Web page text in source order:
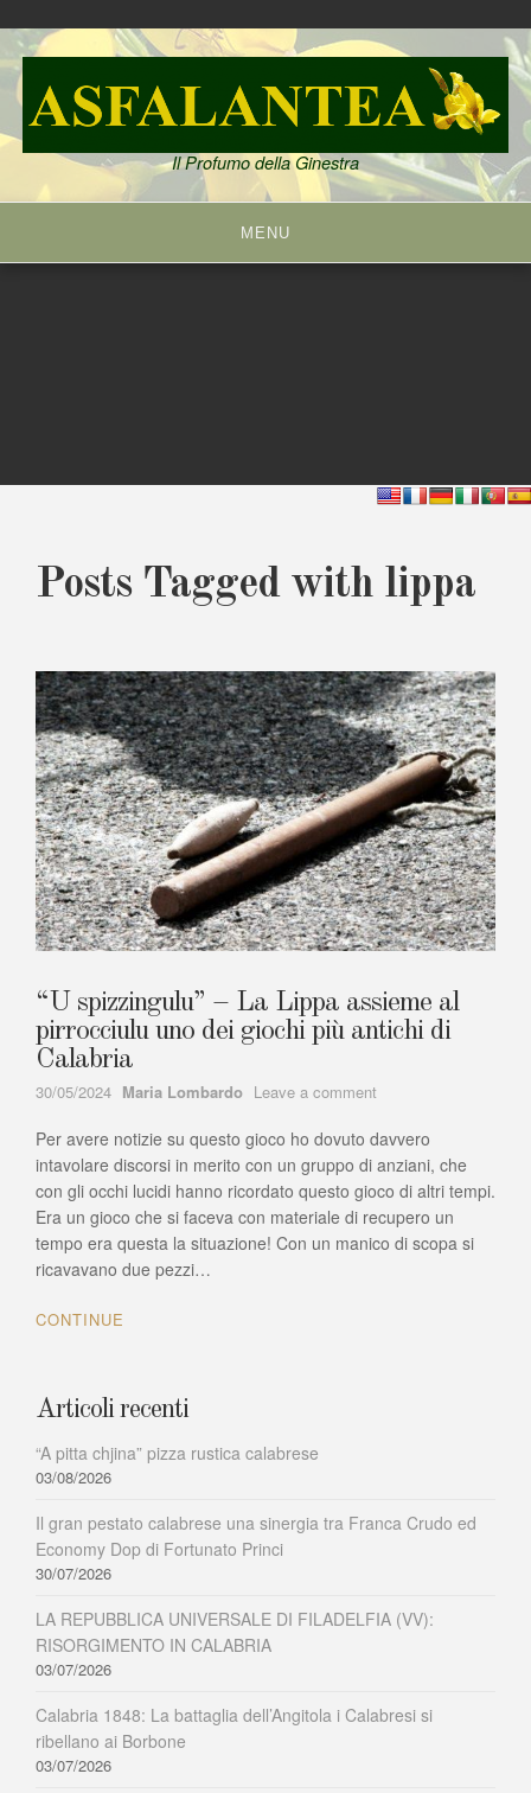
Skip
to
content
Il Profumo della Ginestra
MENU
Posts Tagged with lippa
“U spizzingulu” – La Lippa assieme al
pirrocciulu uno dei giochi più antichi di
Calabria
30/05/2024 Author
Maria Lombardo Leave a comment
spizzingulu”
–
La
assieme
al
Per avere notizie su questo gioco ho dovuto davvero
intavolare discorsi in merito con un gruppo di anziani, che
con gli occhi lucidi hanno ricordato questo gioco di altri tempi.
Era un gioco che si faceva con materiale di recupero un
tempo era questa la situazione! Con un manico di scopa si
ricavavano due pezzi…
CONTINUE
Articoli recenti
“A pitta chjina” pizza rustica calabrese
03/08/2026
Il gran pestato calabrese una sinergia tra Franca Crudo ed
Economy Dop di Fortunato Princi
30/07/2026
LA REPUBBLICA UNIVERSALE DI FILADELFIA (VV):
RISORGIMENTO IN CALABRIA
03/07/2026
Calabria 1848: La battaglia dell’Angitola i Calabresi si
ribellano ai Borbone
03/07/2026